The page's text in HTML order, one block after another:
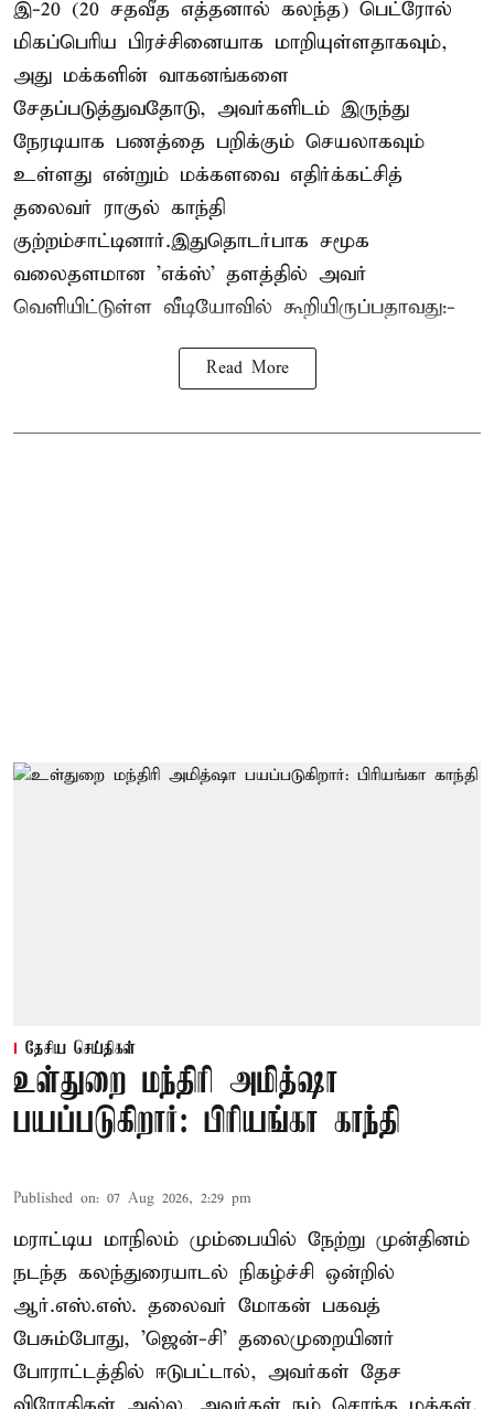
இ-20 (20 சதவீத எத்தனால் கலந்த) பெட்ரோல்
மிகப்பெரிய பிரச்சினையாக மாறியுள்ளதாகவும்,
அது மக்களின் வாகனங்களை
சேதப்படுத்துவதோடு, அவர்களிடம் இருந்து
நேரடியாக பணத்தை பறிக்கும் செயலாகவும்
உள்ளது என்றும் மக்களவை எதிர்க்கட்சித்
தலைவர் ராகுல் காந்தி
குற்றம்சாட்டினார்.இதுதொடர்பாக சமூக
வலைதளமான 'எக்ஸ்' தளத்தில் அவர்
வெளியிட்டுள்ள வீடியோவில் கூறியிருப்பதாவது:-
Read More
தேசிய செய்திகள்
உள்துறை மந்திரி அமித்ஷா
பயப்படுகிறார்: பிரியங்கா காந்தி
Published on: 07 Aug 2026, 2:29 pm
மராட்டிய மாநிலம் மும்பையில் நேற்று முன்தினம்
நடந்த கலந்துரையாடல் நிகழ்ச்சி ஒன்றில்
ஆர்.எஸ்.எஸ். தலைவர் மோகன் பகவத்
பேசும்போது, 'ஜென்-சி' தலைமுறையினர்
போராட்டத்தில் ஈடுபட்டால், அவர்கள் தேச